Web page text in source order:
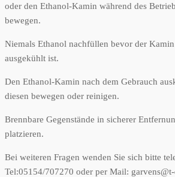
oder den Ethanol-Kamin während des
bewegen.
Niemals Ethanol nachfüllen bevor der
ausgekühlt ist.
Den Ethanol-Kamin nach dem Gebrauch
diesen bewegen oder reinigen.
Brennbare Gegenstände in sicherer
platzieren.
Bei weiteren Fragen wenden Sie sich bitte
Tel:05154/707270 oder per Mail: